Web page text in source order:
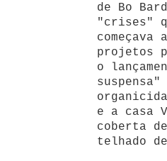
de Bo
"crises"
projetos
o
e a casa
coberta
telhado